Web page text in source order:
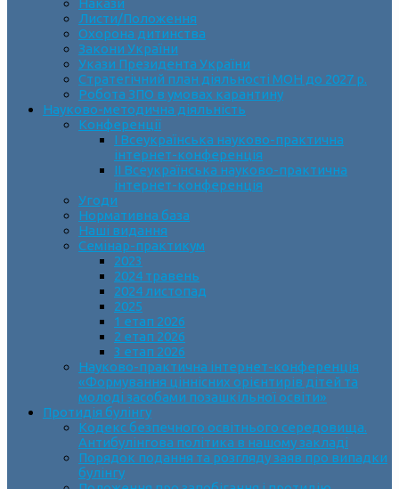
Накази
Листи/Положення
Охорона дитинства
Закони України
Укази Президента України
Стратегічний план діяльності МОН до 2027 р.
Робота ЗПО в умовах карантину
Науково-методична діяльність
Конференції
І Всеукраїнська науково-практична
інтернет-конференція
ІІ Всеукраїнська науково-практична
інтернет-конференція
Угоди
Нормативна база
Наші видання
Семінар-практикум
2023
2024 травень
2024 листопад
2025
1 етап 2026
2 етап 2026
3 етап 2026
Науково-практична інтернет-конференція
«Формування ціннісних орієнтирів дітей та
молоді засобами позашкільної освіти»
Протидія булінгу
Кодекс безпечного освітнього середовища.
Антибулінгова політика в нашому закладі
Порядок подання та розгляду заяв про випадки
булінгу